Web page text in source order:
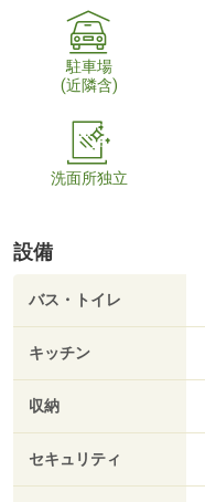
駐車場
(近隣含)
洗面所独立
設備
バス・トイレ
キッチン
収納
セキュリティ